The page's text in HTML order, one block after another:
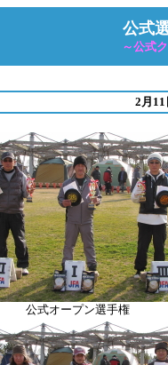
公式
～公式
2月
公式オープン選手権